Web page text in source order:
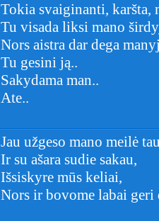
Tokia svaiginanti, karšta,
Tu visada liksi mano
Nors aistra dar dega
Tu gesini ją..
Sakydama man..
Ate..
Jau užgeso mano meilė
Ir su ašara sudie sakau,
Išsiskyre mūs keliai,
Nors ir bovome labai geri